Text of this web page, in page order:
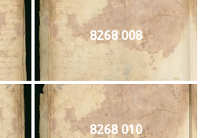
8268 008
8268 010